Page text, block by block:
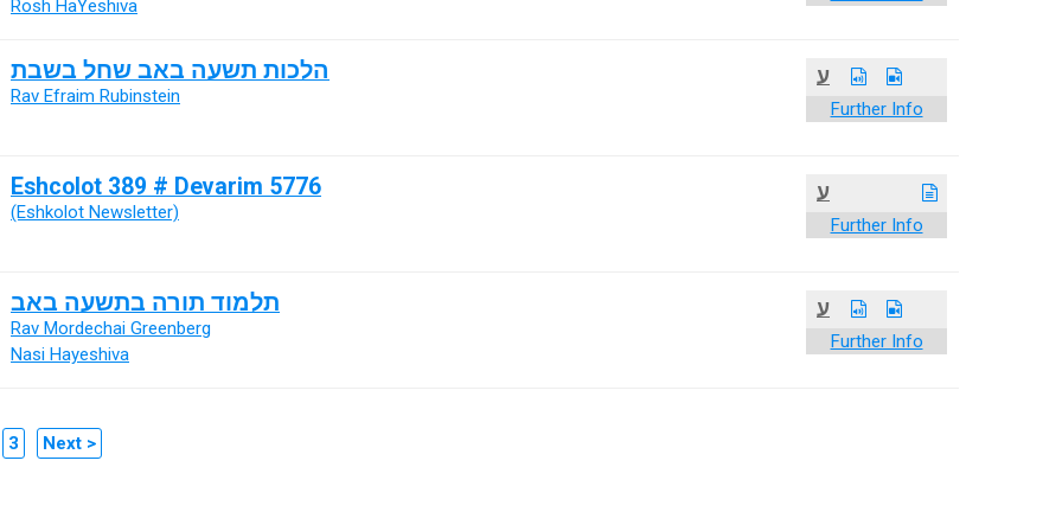
Rosh HaYeshiva
ע
Further Info
הלכות תשעה באב שחל בשבת
Rav Efraim Rubinstein
ע
Further Info
Eshcolot 389 # Devarim 5776
(Eshkolot Newsletter)
ע
Further Info
תלמוד תורה בתשעה באב
Rav Mordechai Greenberg
Nasi Hayeshiva
3 Next >